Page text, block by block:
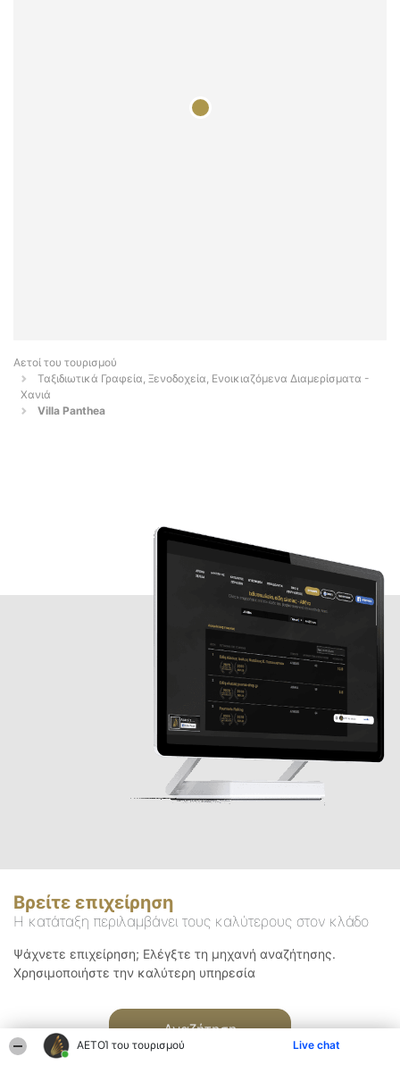
ΑΕΤΟΊ του τουρισμού Live chat
Αετοί του τουρισμού
Ταξιδιωτικά Γραφεία, Ξενοδοχεία, Ενοικιαζόμενα Διαμερίσματα -
Χανιά
Villa Panthea
Βρείτε επιχείρηση
Η κατάταξη περιλαμβάνει τους καλύτερους στον κλάδο
Ψάχνετε επιχείρηση; Ελέγξτε τη μηχανή αναζήτησης.
Χρησιμοποιήστε την καλύτερη υπηρεσία
Αναζήτηση